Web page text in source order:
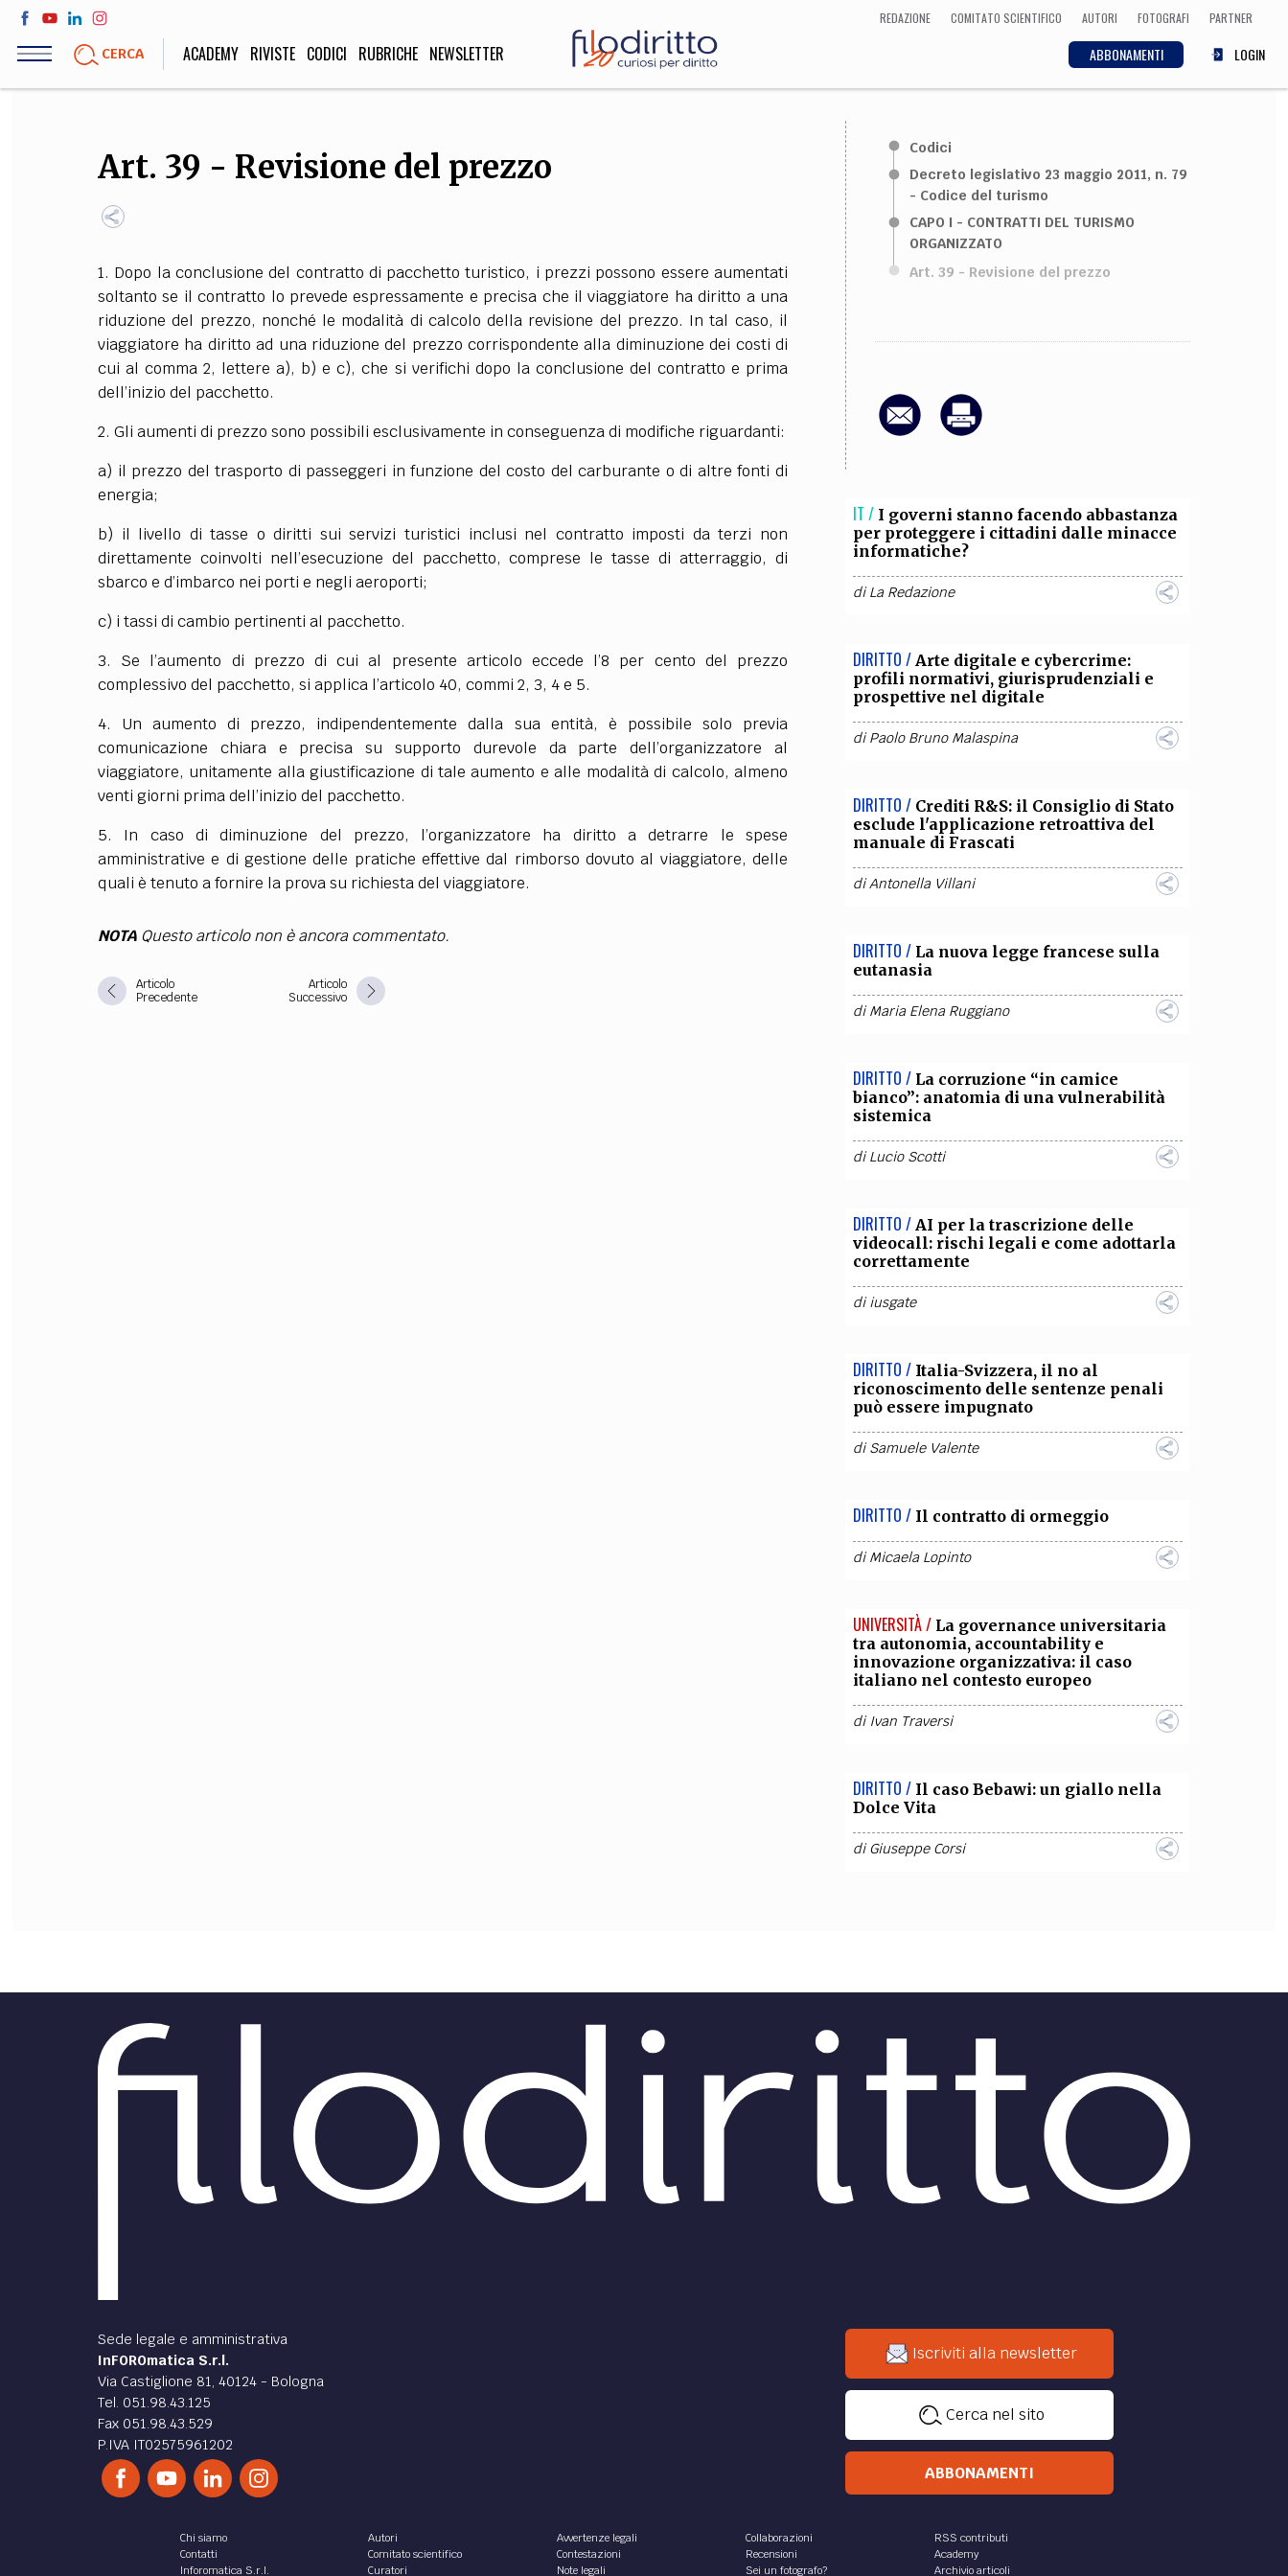
Salta
contenuto
REDAZIONE COMITATO SCIENTIFICO AUTORI FOTOGRAFI PARTNER
CERCA ABBONAMENTI LOGIN
ACADEMY RIVISTE CODICI RUBRICHE NEWSLETTER
LIFE STYLE
Sport, Cucina, Viaggi,
Moda
SOCIETÀ
Politica, Attualità,
ECONOMIA
Matematica, Fisica,
STORIA E FILOSOFIA
Scienze storiche,
umanistiche, Religione
INNOVAZIONE
Scienze informatiche,
Architettura, Ingegneria
Arte, Cinema, Musica,
TEAM
FILODIRITTO REDAZIONE COMITATO SCIENTIFICO AUTORI CURATORI FOTOGRAFI
EXTRA
CODICI RUBRICHE LIBRI PROCEEDINGS PUBBLICITÀ CONTATTI
Art. 39 - Revisione del prezzo
1. Dopo la conclusione del contratto di pacchetto turistico, i prezzi possono essere aumentati
soltanto se il contratto lo prevede espressamente e precisa che il viaggiatore ha diritto a una
riduzione del prezzo, nonché le modalità di calcolo della revisione del prezzo. In tal caso, il
viaggiatore ha diritto ad una riduzione del prezzo corrispondente alla diminuzione dei costi di
cui al comma 2, lettere a), b) e c), che si verifichi dopo la conclusione del contratto e prima
dell’inizio del pacchetto.
2. Gli aumenti di prezzo sono possibili esclusivamente in conseguenza di modifiche riguardanti:
a) il prezzo del trasporto di passeggeri in funzione del costo del carburante o di altre fonti di
energia;
b) il livello di tasse o diritti sui servizi turistici inclusi nel contratto imposti da terzi non
direttamente coinvolti nell’esecuzione del pacchetto, comprese le tasse di atterraggio, di
sbarco e d’imbarco nei porti e negli aeroporti;
c) i tassi di cambio pertinenti al pacchetto.
3. Se l’aumento di prezzo di cui al presente articolo eccede l’8 per cento del prezzo
complessivo del pacchetto, si applica l’articolo 40, commi 2, 3, 4 e 5.
4. Un aumento di prezzo, indipendentemente dalla sua entità, è possibile solo previa
comunicazione chiara e precisa su supporto durevole da parte dell’organizzatore al
viaggiatore, unitamente alla giustificazione di tale aumento e alle modalità di calcolo, almeno
venti giorni prima dell’inizio del pacchetto.
5. In caso di diminuzione del prezzo, l’organizzatore ha diritto a detrarre le spese
amministrative e di gestione delle pratiche effettive dal rimborso dovuto al viaggiatore, delle
quali è tenuto a fornire la prova su richiesta del viaggiatore.
NOTAQuesto articolo non è ancora commentato.
Articolo
Precedente
Articolo
Successivo
Codici
Decreto legislativo 23 maggio 2011, n. 79
- Codice del turismo
CAPO I - CONTRATTI DEL TURISMO
ORGANIZZATO
Art. 39 - Revisione del prezzo
IT / I governi stanno facendo abbastanza
per proteggere i cittadini dalle minacce
informatiche?
diLa Redazione
DIRITTO / Arte digitale e cybercrime:
profili normativi, giurisprudenziali e
prospettive nel digitale
diPaolo Bruno Malaspina
DIRITTO / Crediti R&S: il Consiglio di Stato
esclude l'applicazione retroattiva del
manuale di Frascati
diAntonella Villani
DIRITTO / La nuova legge francese sulla
eutanasia
diMaria Elena Ruggiano
DIRITTO / La corruzione “in camice
bianco”: anatomia di una vulnerabilità
sistemica
diLucio Scotti
DIRITTO / AI per la trascrizione delle
videocall: rischi legali e come adottarla
correttamente
diiusgate
DIRITTO / Italia-Svizzera, il no al
riconoscimento delle sentenze penali
può essere impugnato
diSamuele Valente
DIRITTO / Il contratto di ormeggio
diMicaela Lopinto
UNIVERSITÀ / La governance universitaria
tra autonomia, accountability e
innovazione organizzativa: il caso
italiano nel contesto europeo
di Ivan Traversi
DIRITTO / Il caso Bebawi: un giallo nella
Dolce Vita
diGiuseppe Corsi
Sede legale e amministrativa
InFOROmatica S.r.l.
Via Castiglione 81, 40124 - Bologna
Tel. 051.98.43.125
Fax 051.98.43.529
P.IVA IT02575961202
Iscriviti alla newsletter
Cerca nel sito
ABBONAMENTI
Chi siamo
Contatti
Inforomatica S.r.l.
Autori
Comitato scientifico
Curatori
Avvertenze legali
Contestazioni
Note legali
Collaborazioni
Recensioni
Sei un fotografo?
RSS contributi
Academy
Archivio articoli